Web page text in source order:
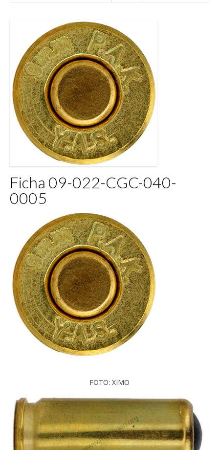
Ficha 09-022-CGC-040-
0005
FOTO: XIMO